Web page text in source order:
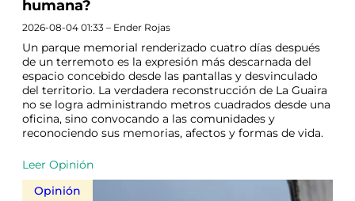
humana?
2026-08-04 01:33 – Ender Rojas
Un parque memorial renderizado cuatro días después
de un terremoto es la expresión más descarnada del
espacio concebido desde las pantallas y desvinculado
del territorio. La verdadera reconstrucción de La Guaira
no se logra administrando metros cuadrados desde una
oficina, sino convocando a las comunidades y
reconociendo sus memorias, afectos y formas de vida.
Leer Opinión
Opinión